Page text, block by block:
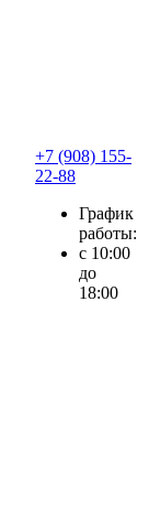
+7 (908) 155-
22-88
График
работы:
с 10:00
до
18:00